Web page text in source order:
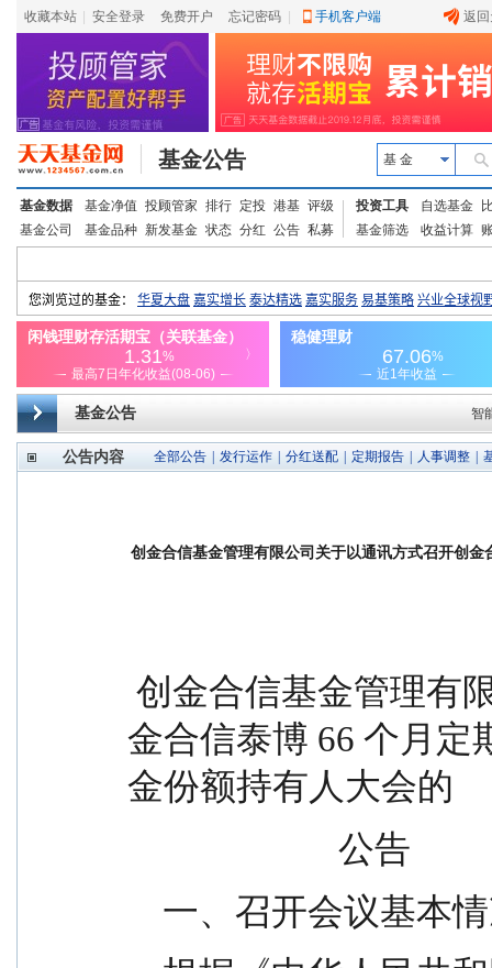
收藏本站 安全登录 免费开户 忘记密码 手机客户端 返
基金公告 基 金
基金数据 基金净值 投顾管家 排行 定投 港基 评级
基金公司
基金品种 新发基金 状态 分红 公告 私募
投资工具 自选基金
基金筛选
收益计算
基金公告 智
公告内容 全部公告 发行运作 分红送配 定期报告 人事调整
创金合信基金管理有限公司关于以通讯方式召开创
金合信泰博 66 个月定
金份额持有人大会的
                        公告
一、召开会议基本